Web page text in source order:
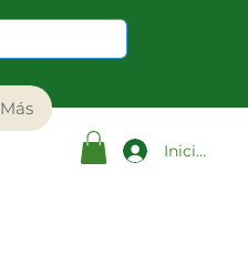
Más
Iniciar